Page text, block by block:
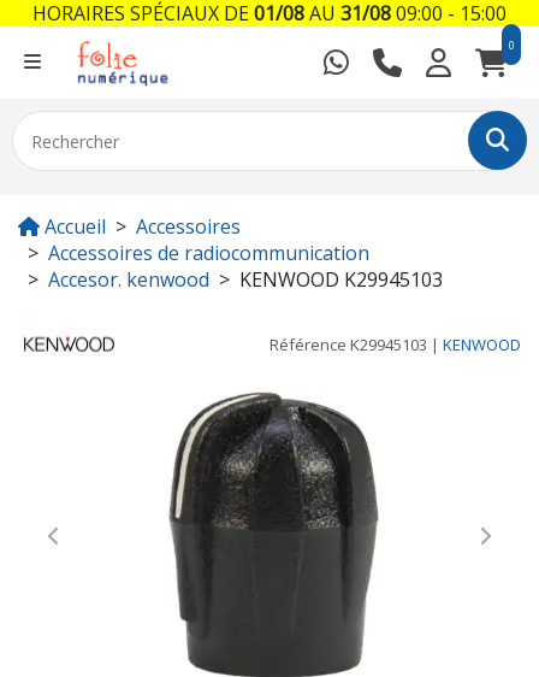
0
Accueil
Accessoires
Accessoires de radiocommunication
Accesor. kenwood
KENWOOD K29945103
Référence K29945103 | KENWOOD
Previous Next
HORAIRES SPÉCIAUX DE01/08AU 31/0809:00 - 15:00